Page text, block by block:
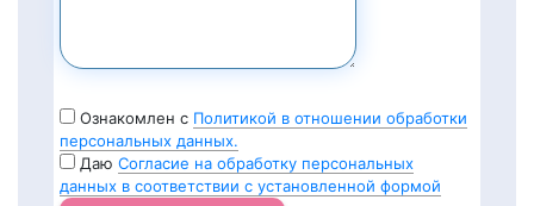
Ознакомлен с Политикой в отношении обработки
персональных данных.
Даю Согласие на обработку персональных
данных в соответствии с установленной формой